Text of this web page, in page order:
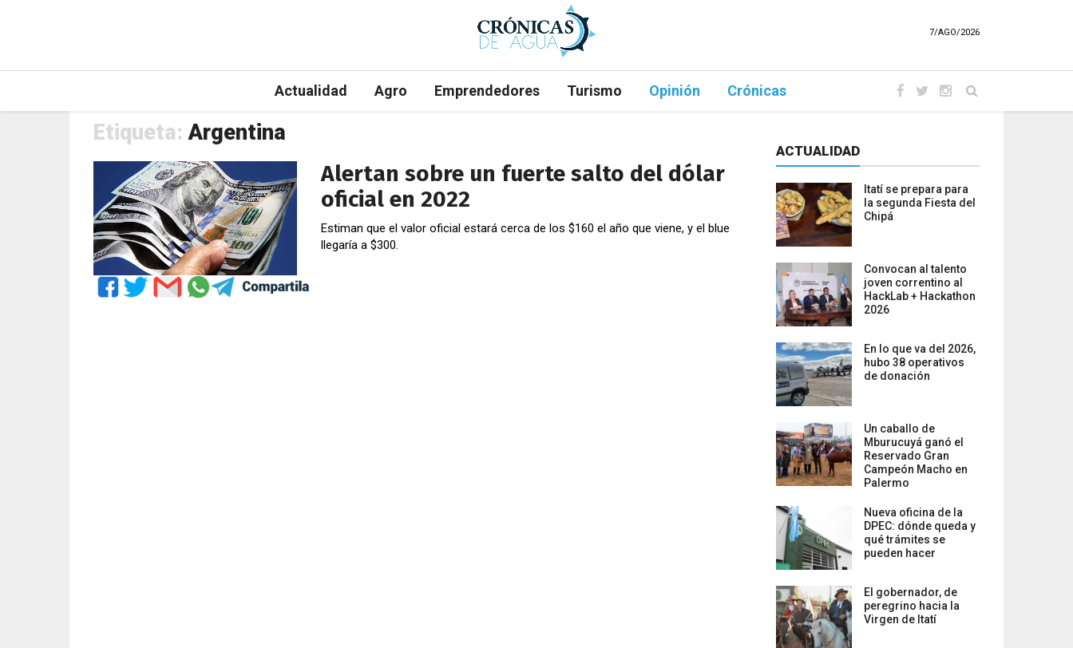
7/AGO/2026
Actualidad Agro Emprendedores Turismo Opinión Crónicas
Etiqueta:Argentina
Alertan sobre un fuerte salto del dólar
oficial en 2022
Estiman que el valor oficial estará cerca de los $160 el año que viene, y el blue
llegaría a $300.
ACTUALIDAD
Itatí se prepara para
la segunda Fiesta del
Chipá
Convocan al talento
joven correntino al
HackLab + Hackathon
2026
En lo que va del 2026,
hubo 38 operativos
de donación
Un caballo de
Mburucuyá ganó el
Reservado Gran
Campeón Macho en
Palermo
Nueva oficina de la
DPEC: dónde queda y
qué trámites se
pueden hacer
El gobernador, de
peregrino hacia la
Virgen de Itatí